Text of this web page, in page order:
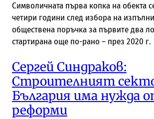
Символичната първа копка на обекта
четири години след избора на
обществена поръчка за първите два
стартирана още по-рано – през 2020 г.
Сергей Синдраков:
Строителният
България има нужда
реформи